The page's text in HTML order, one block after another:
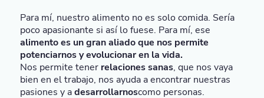
Para mí, nuestro alimento no es solo comida. Sería
poco apasionante si así lo fuese. Para mí, ese
alimento es un gran aliado que nos permite
potenciarnos y evolucionar en la vida.
Nos permite tener relaciones sanas, que nos vaya
bien en el trabajo, nos ayuda a encontrar nuestras
pasiones y adesarrollarnoscomo personas.